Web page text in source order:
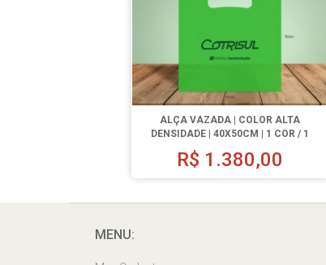
ALÇA VAZADA | COLOR ALTA
DENSIDADE | 40X50CM | 1 COR / 1
LADO | 1000 UN.
R$ 1.380,00
MENU: